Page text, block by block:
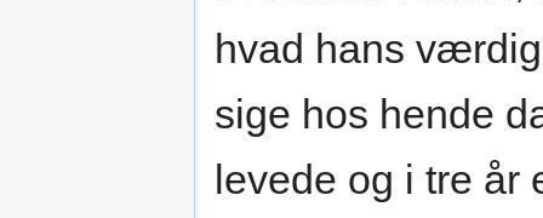
hvad hans
sige hos hende
levede og i tre år